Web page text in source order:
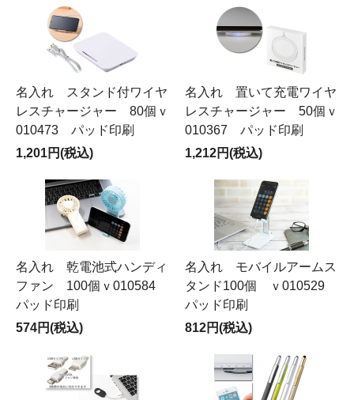
名入れ スタンド付ワイヤ
レスチャージャー 80個ｖ
010473 パッド印刷
1,201円(税込)
名入れ 置いて充電ワイヤ
レスチャージャー 50個ｖ
010367 パッド印刷
1,212円(税込)
名入れ 乾電池式ハンディ
ファン 100個ｖ010584
パッド印刷
574円(税込)
名入れ モバイルアームス
タンド100個 ｖ010529
パッド印刷
812円(税込)